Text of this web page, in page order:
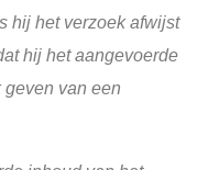
hij het verzoek afwijst
hij het aangevoerde
van een